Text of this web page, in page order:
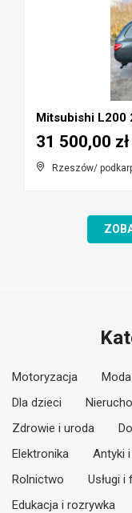
Mitsubishi L200
Rzeszów/
31 500,00 zł
Motoryzacja
Dla dzieci
Zdrowie i uroda
Elektronika
Antyki
Rolnictwo
Usługi i
Edukacja i rozrywka